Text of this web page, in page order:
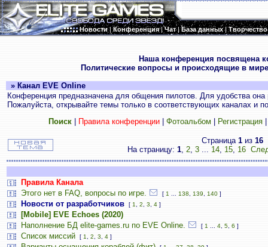
Новости|Конференция|Чат|База данных|Творчество
Наша конференция посвящена
Политические вопросы и происходящие в
» Канал EVE Online
Конференция предназначена для общения пилотов. Для удобства
Пожалуйста, открывайте темы только в соответствующих каналах и
Поиск| Правила конференции| Фотоальбом Регистрация
Страница 1из 16
На страницу: 1, 2, 3 ... 14, 15, 16
Правила Канала
Этого нет в FAQ, вопросы по игре.
[ 1 138 139 140 ]
Новости от разработчиков [ 1 2 3 4 ]
[Mobile] EVE Echoes (2020)
Наполнение БД elite-games.ru по EVE Online.
[ 1 4 5 6 ]
Список миссий [ 1 2 3 4 ]